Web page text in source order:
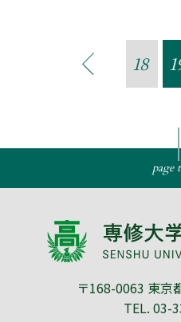
18
page
〒168-0063 東京
TEL. 03-